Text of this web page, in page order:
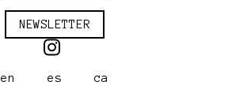
NEWSLETTER
en es ca